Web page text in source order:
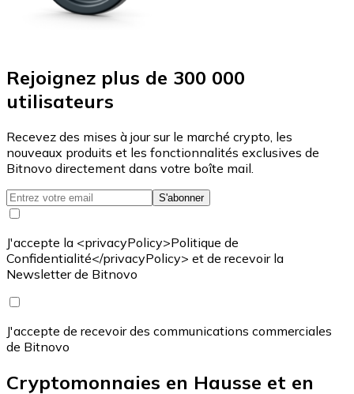
Rejoignez plus de 300 000
utilisateurs
Recevez des mises à jour sur le marché crypto, les
nouveaux produits et les fonctionnalités exclusives de
Bitnovo directement dans votre boîte mail.
S'abonner
J'accepte la <privacyPolicy>Politique de
Confidentialité</privacyPolicy> et de recevoir la
Newsletter de Bitnovo
J'accepte de recevoir des communications commerciales
de Bitnovo
Cryptomonnaies en Hausse et en